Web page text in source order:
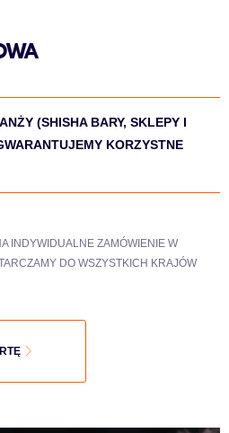
(SHISHA BARY, SKLEPY I
KORZYSTNE
INDYWIDUALNE ZAMÓWIENIE W
DO WSZYSTKICH KRAJÓW